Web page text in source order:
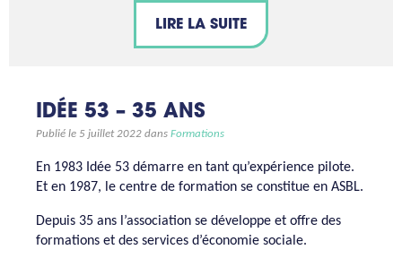
LIRE LA SUITE
IDÉE 53 – 35 ANS
Publié le 5 juillet 2022 dans Formations
En 1983 Idée 53 démarre en tant qu’expérience pilote.
Et en 1987, le centre de formation se constitue en ASBL.
Depuis 35 ans l’association se développe et offre des
formations et des services d’économie sociale.